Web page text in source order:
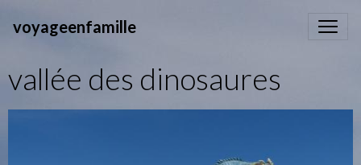
voyageenfamille
vallée des dinosaures